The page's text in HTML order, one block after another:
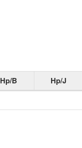
Hp/B Hp/J